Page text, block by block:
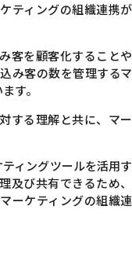
ティングの組織連携が
客を顧客化することや
み客の数を管理するマ
す。
する理解と共に、マー
ィングツールを活用す
及び共有できるため、
ーケティングの組織連